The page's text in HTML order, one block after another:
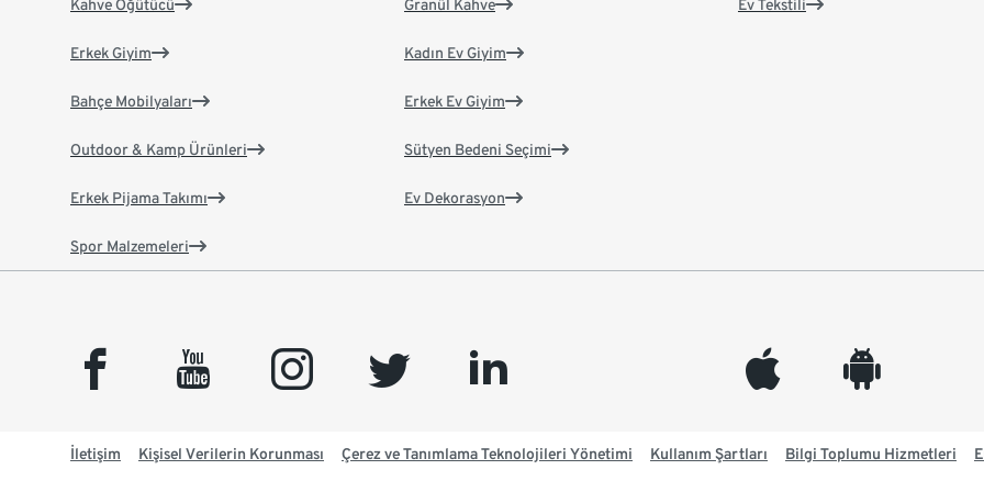
Kahve Öğütücü Granül Kahve Ev Tekstili
Erkek Giyim
Bahçe Mobilyaları
Outdoor & Kamp Ürünleri
Erkek Pijama Takımı
Spor Malzemeleri
Kadın Ev Giyim
Erkek Ev Giyim
Sütyen Bedeni Seçimi
Ev Dekorasyon
facebook youtube instagram twitter linkedin appleinc android
İletişim Kişisel Verilerin Korunması Çerez ve Tanımlama Teknolojileri Yönetimi Kullanım Şartları Bilgi Toplumu Hizmetleri